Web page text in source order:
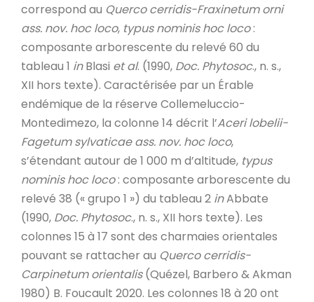
correspond au Querco cerridis-Fraxinetum orni
ass. nov. hoc loco, typus nominis hoc loco:
composante arborescente du relevé 60 du
tableau 1 inBlasi et al. (1990, Doc. Phytosoc., n. s.,
XII hors texte). Caractérisée par un Érable
endémique de la réserve Collemeluccio-
Montedimezo, la colonne 14 décrit l’Aceri lobelii-
Fagetum sylvaticae ass. nov. hoc loco,
s’étendant autour de 1 000 m d’altitude, typus
nominis hoc loco: composante arborescente du
relevé 38 (« grupo 1 ») du tableau 2 inAbbate
(1990, Doc. Phytosoc., n. s., XII hors texte). Les
colonnes 15 à 17 sont des charmaies orientales
pouvant se rattacher au Querco cerridis-
Carpinetum orientalis(Quézel, Barbero & Akman
1980) B. Foucault 2020. Les colonnes 18 à 20 ont